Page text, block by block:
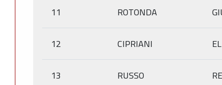
11 ROTONDA
12 CIPRIANI
13 RUSSO